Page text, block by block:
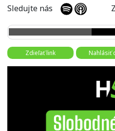
Sledujte nás
Zdieľať link Nahlásiť